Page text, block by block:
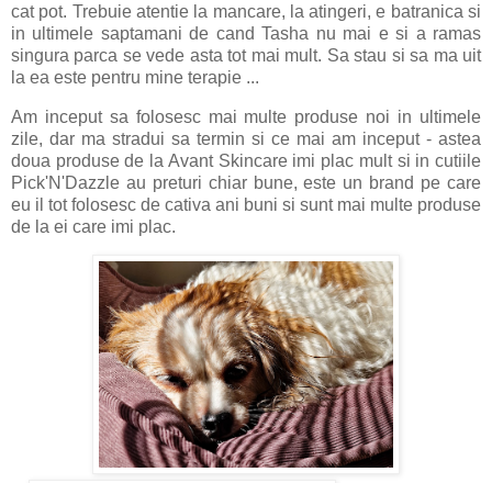
cat pot. Trebuie atentie la mancare, la atingeri, e batranica si
in ultimele saptamani de cand Tasha nu mai e si a ramas
singura parca se vede asta tot mai mult. Sa stau si sa ma uit
la ea este pentru mine terapie ...
Am inceput sa folosesc mai multe produse noi in ultimele
zile, dar ma stradui sa termin si ce mai am inceput - astea
doua produse de la Avant Skincare imi plac mult si in cutiile
Pick'N'Dazzle au preturi chiar bune, este un brand pe care
eu il tot folosesc de cativa ani buni si sunt mai multe produse
de la ei care imi plac.